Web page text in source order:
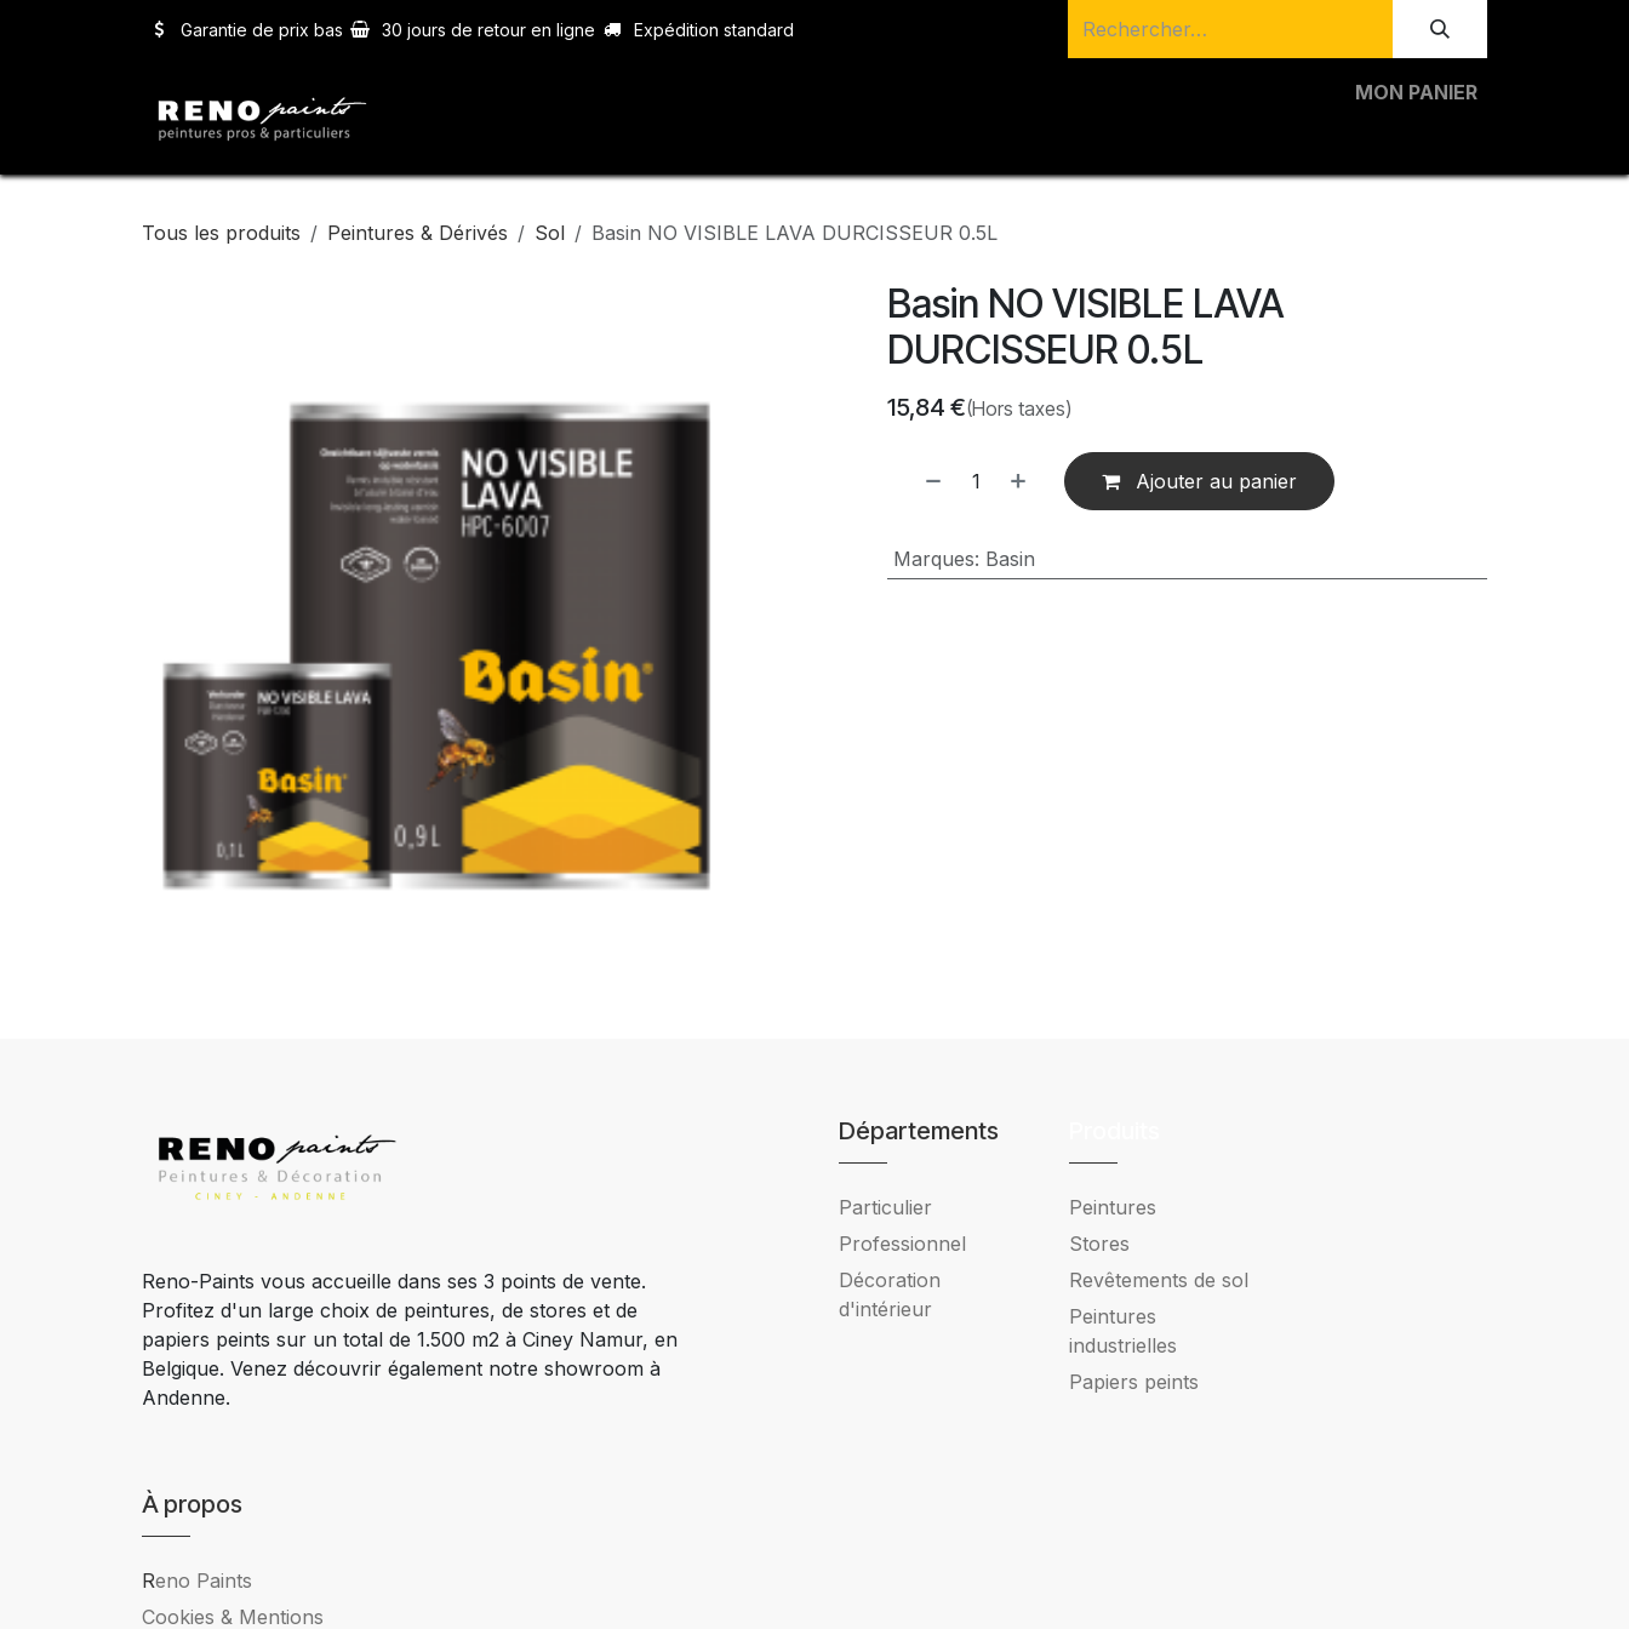
Garantie de prix bas 30 jours de retour en ligne Expédition standard
MON PANIER
Tous les produits Peintures & Dérivés Sol Basin NO VISIBLE LAVA DURCISSEUR 0.5L
Basin NO VISIBLE LAVA
DURCISSEUR 0.5L
15,84 €(Hors taxes)
Ajouter au panier
Marques: Basin
Reno-Paints vous accueille dans ses 3 points de vente.
Profitez d'un large choix de peintures, de stores et de
papiers peints sur un total de 1.500 m2 à Ciney Namur, en
Belgique. Venez découvrir également notre showroom à
Andenne.
Départements
Particulier
Professionnel
Décoration
d'intérieur
Peintures
Stores
Revêtements de sol
Peintures
industrielles
Papiers peints
À propos
Reno Paints
Cookies & Mentions